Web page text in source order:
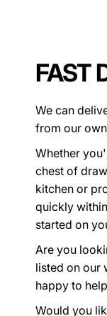
FAST
We can
from our
Whether
chest of
kitchen or
quickly
started on
Are you
listed on our
happy to
Would you